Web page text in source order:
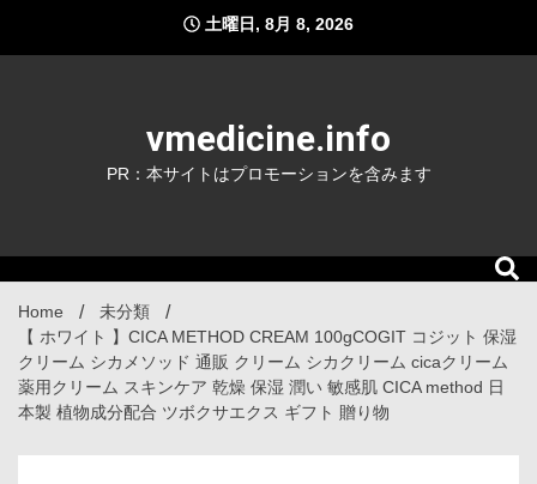
content
土曜日, 8月 8, 2026
vmedicine.info
PR：本サイトはプロモーションを含みます
Home
未分類
【 ホワイト 】CICA METHOD CREAM 100gCOGIT コジット 保湿
クリーム シカメソッド 通販 クリーム シカクリーム cicaクリーム
薬用クリーム スキンケア 乾燥 保湿 潤い 敏感肌 CICA method 日
本製 植物成分配合 ツボクサエクス ギフト 贈り物